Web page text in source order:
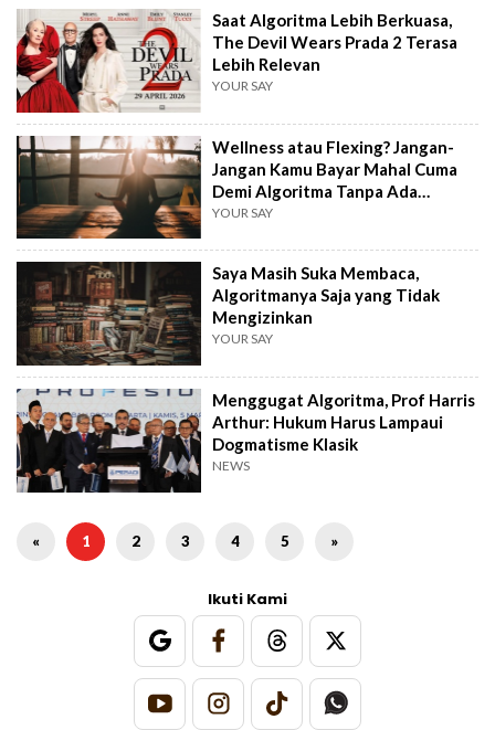
Saat Algoritma Lebih Berkuasa,
The Devil Wears Prada 2 Terasa
Lebih Relevan
YOUR SAY
Wellness atau Flexing? Jangan-
Jangan Kamu Bayar Mahal Cuma
Demi Algoritma Tanpa Ada
Hasilnya
YOUR SAY
Saya Masih Suka Membaca,
Algoritmanya Saja yang Tidak
Mengizinkan
YOUR SAY
Menggugat Algoritma, Prof Harris
Arthur: Hukum Harus Lampaui
Dogmatisme Klasik
NEWS
« 1 2 3 4 5 »
Ikuti Kami